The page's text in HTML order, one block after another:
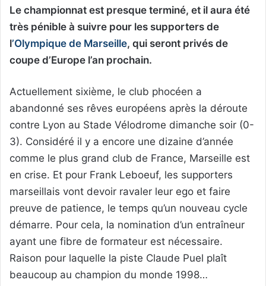
Le championnat est presque terminé, et il aura été
très pénible à suivre pour les supporters de
l’Olympique de Marseille, qui seront privés de
coupe d’Europe l’an prochain.
Actuellement sixième, le club phocéen a
abandonné ses rêves européens après la déroute
contre Lyon au Stade Vélodrome dimanche soir (0-
3). Considéré il y a encore une dizaine d’année
comme le plus grand club de France, Marseille est
en crise. Et pour Frank Leboeuf, les supporters
marseillais vont devoir ravaler leur ego et faire
preuve de patience, le temps qu’un nouveau cycle
démarre. Pour cela, la nomination d’un entraîneur
ayant une fibre de formateur est nécessaire.
Raison pour laquelle la piste Claude Puel plaît
beaucoup au champion du monde 1998…